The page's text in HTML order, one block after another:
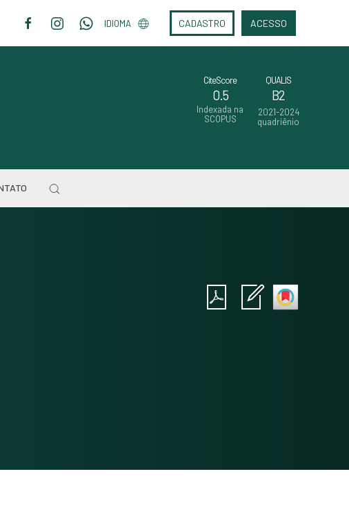
IDIOMA CADASTRO ACESSO
CiteScore
0.5
Indexada na
SCOPUS
QUALIS
B2
2021-2024
quadriênio
0